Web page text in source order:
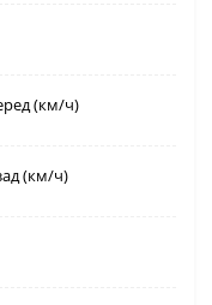
(км/ч)
(км/ч)